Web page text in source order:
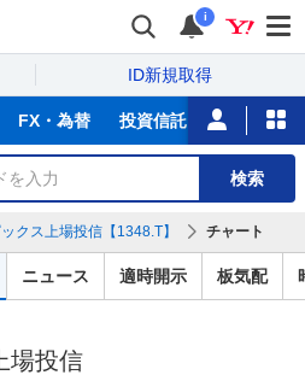
i
ID新規取得
FX・為替 投資信託 ニュース
検索
クス上場投信【1348.T】 チャート
ニュース 適時開示 板気配
場投信